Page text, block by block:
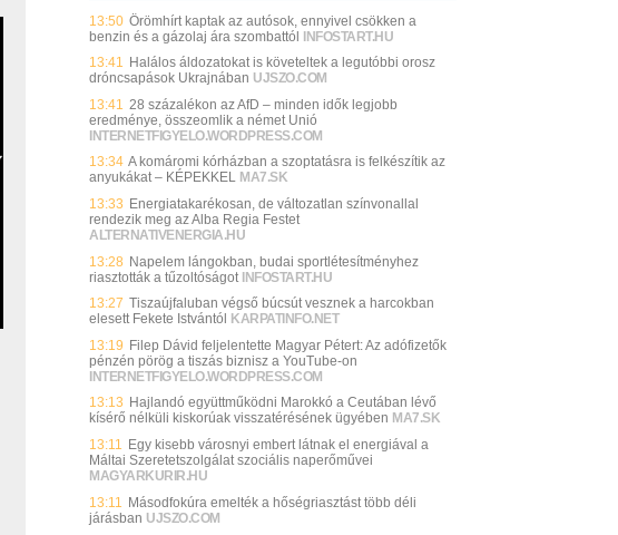
13:50 Örömhírt kaptak az autósok, ennyivel csökken a
benzin és a gázolaj ára szombattól INFOSTART.HU
13:41 Halálos áldozatokat is követeltek a legutóbbi orosz
dróncsapások Ukrajnában UJSZO.COM
13:41
28 százalékon az AfD – minden idők legjobb
eredménye, összeomlik a német Unió
INTERNETFIGYELO.WORDPRESS.COM
13:34 A komáromi kórházban a szoptatásra is felkészítik az
anyukákat – KÉPEKKEL MA7.SK
13:33 Energiatakarékosan, de változatlan színvonallal
rendezik meg az Alba Regia Festet
ALTERNATIVENERGIA.HU
13:28 Napelem lángokban, budai sportlétesítményhez
riasztották a tűzoltóságot INFOSTART.HU
13:27 Tiszaújfaluban végső búcsút vesznek a harcokban
elesett Fekete Istvántól
KARPATINFO.NET
13:19 Filep Dávid feljelentette Magyar Pétert: Az adófizetők
pénzén pörög a tiszás biznisz a YouTube-on
INTERNETFIGYELO.WORDPRESS.COM
13:13 Hajlandó együttműködni Marokkó a Ceutában lévő
kísérő nélküli kiskorúak visszatérésének ügyében MA7.SK
13:11 Egy kisebb városnyi embert látnak el energiával a
Máltai Szeretetszolgálat szociális naperőművei
MAGYARKURIR.HU
13:11
Másodfokúra emelték a hőségriasztást több déli
járásban UJSZO.COM